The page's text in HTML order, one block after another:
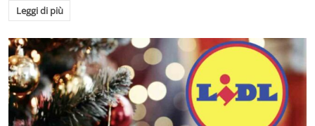
Leggi di più